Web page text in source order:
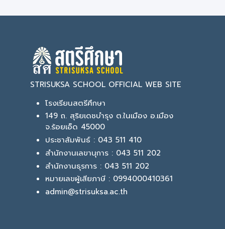
STRISUKSA SCHOOL OFFICIAL WEB SITE
โรงเรียนสตรีศึกษา
149 ถ. สุริยเดชบำรุง ต.ในเมือง อ.เมือง
จ.ร้อยเอ็ด 45000
ประชาสัมพันธ์ : 043 511 410
สำนักงานเลขานุการ : 043 511 202
สำนักงานธุรการ : 043 511 202
หมายเลขผู้เสียภาษี : 0994000410361
admin@strisuksa.ac.th